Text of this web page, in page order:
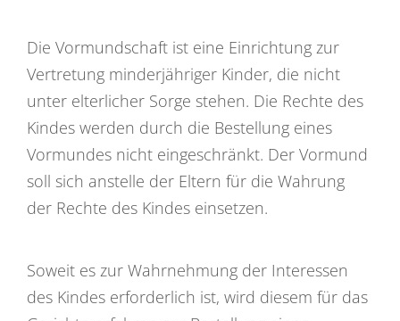
Die Vormundschaft ist eine Einrichtung zur
Vertretung minderjähriger Kinder, die nicht
unter elterlicher Sorge stehen. Die Rechte des
Kindes werden durch die Bestellung eines
Vormundes nicht eingeschränkt. Der Vormund
soll sich anstelle der Eltern für die Wahrung
der Rechte des Kindes einsetzen.
Soweit es zur Wahrnehmung der Interessen
des Kindes erforderlich ist, wird diesem für das